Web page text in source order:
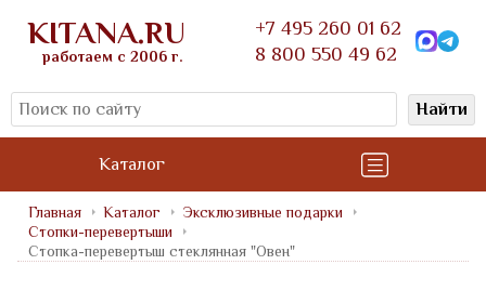
KITANA.RU
работаем с 2006 г.
+7 495 260 01 62
8 800 550 49 62
Найти
Каталог
Главная Каталог
Эксклюзивные подарки
Стопки-перевертыши
Стопка-перевертыш стеклянная "Овен"